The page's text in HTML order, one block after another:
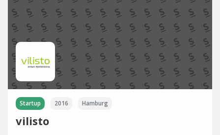
Startup 2016 Hamburg
vilisto